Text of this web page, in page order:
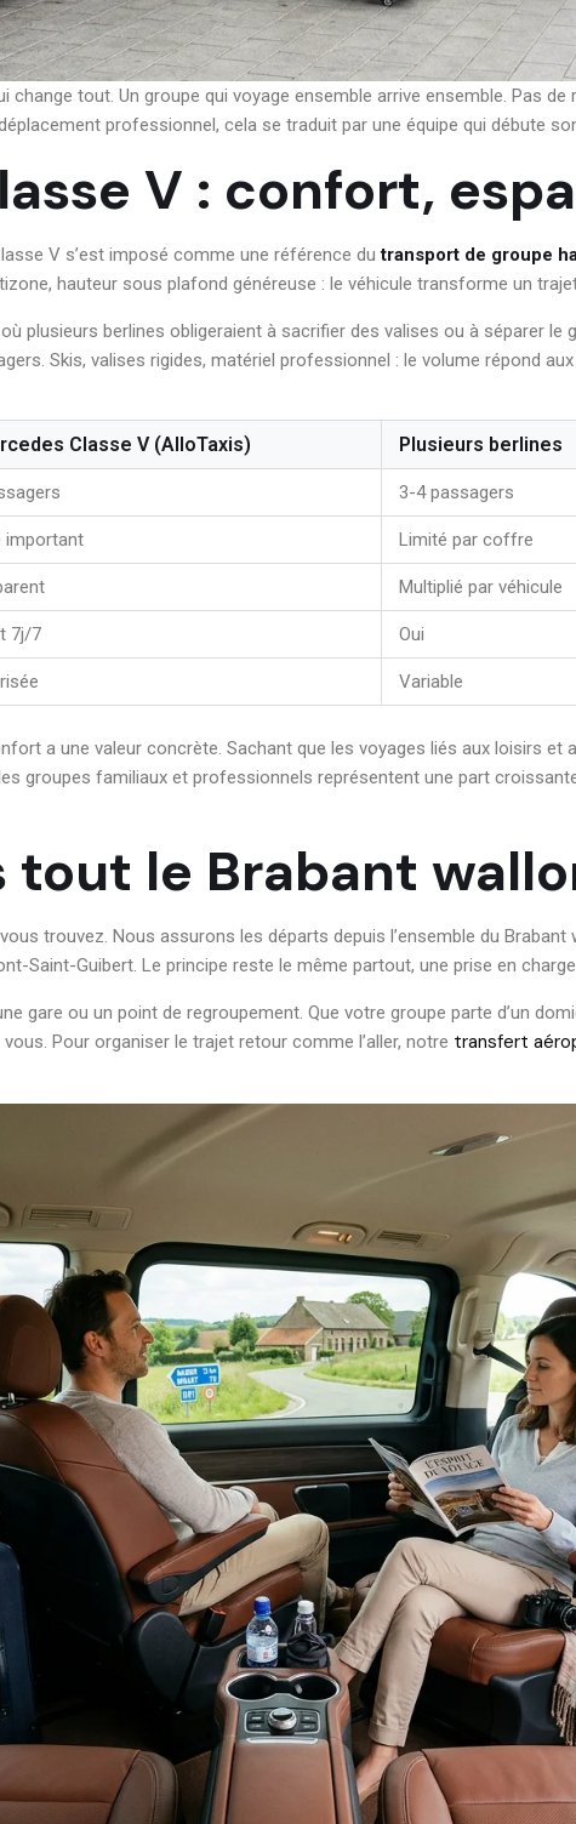
change tout. Un groupe qui voyage ensemble arrive ensemble. Pas
professionnel, cela se traduit par une équipe qui débute
V : confort,
V s’est imposé comme une référence dutransport de groupe
hauteur sous plafond généreuse : le véhicule transforme un
plusieurs berlines obligeraient à sacrifier des valises ou à séparer le
Skis, valises rigides, matériel professionnel : le volume répond
Classe V (AlloTaxis) Plusieurs berlines
3-4 passagers
important Limité par coffre
Multiplié par véhicule
7j/7 Oui
Variable
a une valeur concrète. Sachant que les voyages liés aux loisirs et
groupes familiaux et professionnels représentent une part
tout le Brabant
trouvez. Nous assurons les départs depuis l’ensemble du Brabant
Saint-Guibert. Le principe reste le même partout, une prise en
gare ou un point de regroupement. Que votre groupe parte d’un
Pour organiser le trajet retour comme l’aller, notre transfert